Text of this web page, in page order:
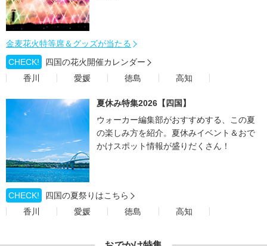
金麦花火特等席＆グッズが当たる
CHECK!
四国の花火開催カレンダー
香川
愛媛 徳島 高知
夏休み特集2026【四国】
ウォーカー編集部がおすすめする、この夏
の楽しみ方を紹介。夏休みイベント＆おで
かけスポット情報が盛りだくさん！
CHECK!
四国の夏祭りはこちら
香川
愛媛 徳島 高知